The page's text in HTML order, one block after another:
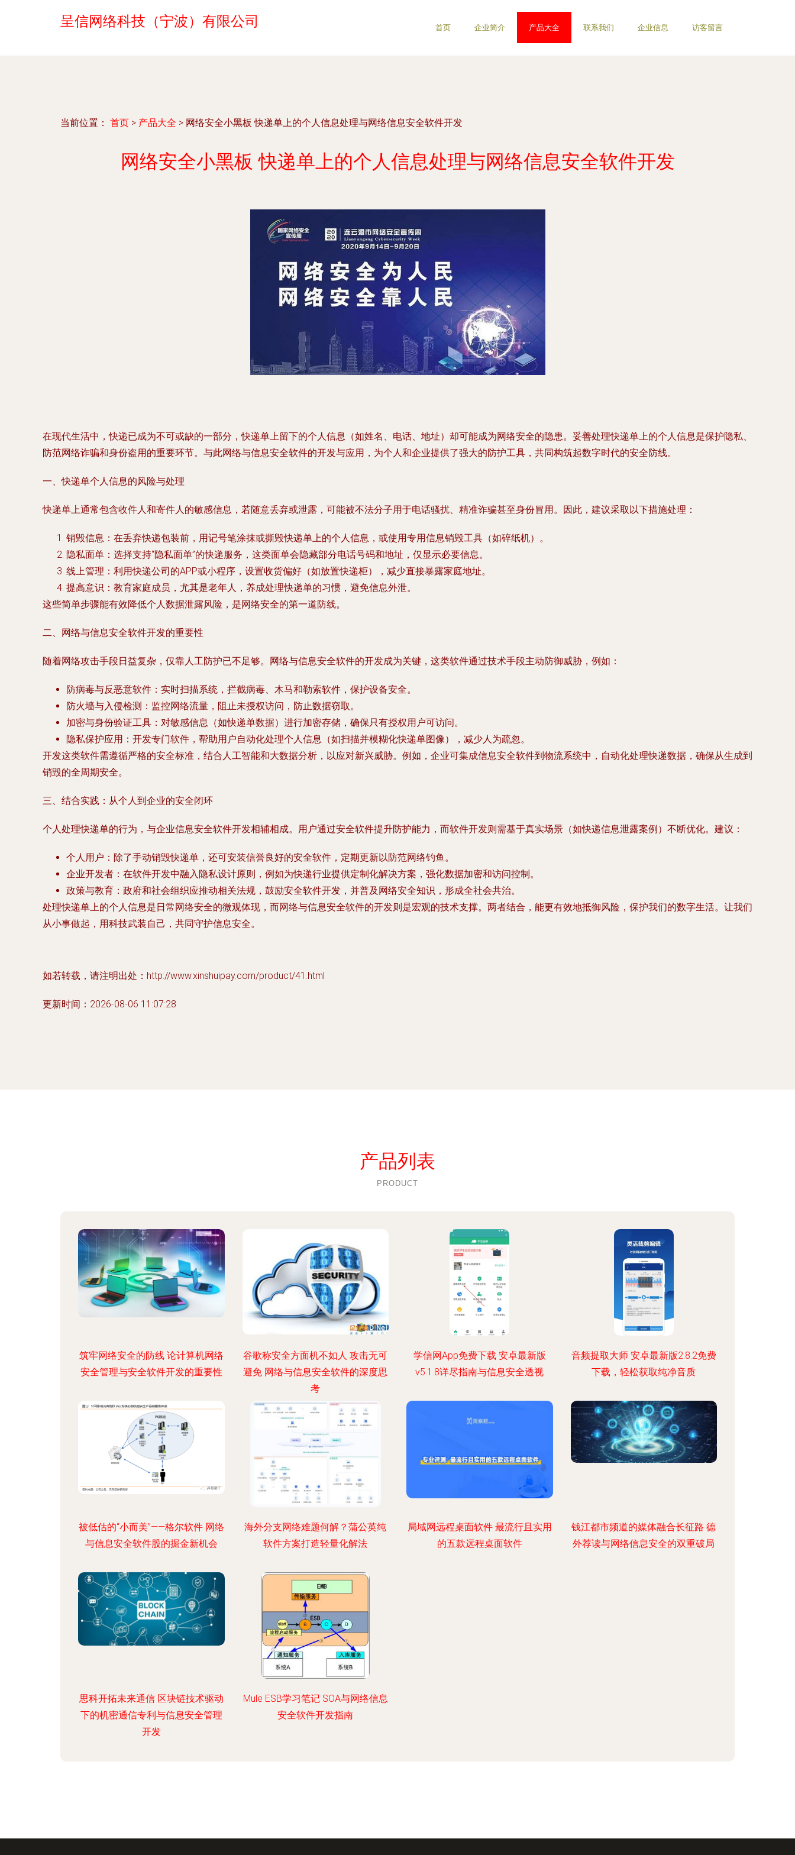
呈信网络科技（宁波）有限公司 首页 企业简介 产品大全 联系我们 企业信息 访客留言
当前位置： 首页 > 产品大全 > 网络安全小黑板 快递单上的个人信息处理与网络信息安全软件开发
网络安全小黑板 快递单上的个人信息处理与网络信息安全软件开发
在现代生活中，快递已成为不可或缺的一部分，快递单上留下的个人信息（如姓名、电话、地址）却可能成为网络安全的隐患。妥善处理快递单上的个人信息是保护隐私、
防范网络诈骗和身份盗用的重要环节。与此网络与信息安全软件的开发与应用，为个人和企业提供了强大的防护工具，共同构筑起数字时代的安全防线。
一、快递单个人信息的风险与处理
快递单上通常包含收件人和寄件人的敏感信息，若随意丢弃或泄露，可能被不法分子用于电话骚扰、精准诈骗甚至身份冒用。因此，建议采取以下措施处理：
销毁信息 ：在丢弃快递包装前，用记号笔涂抹或撕毁快递单上的个人信息，或使用专用信息销毁工具（如碎纸机）。
隐私面单 ：选择支持“隐私面单”的快递服务，这类面单会隐藏部分电话号码和地址，仅显示必要信息。
线上管理 ：利用快递公司的APP或小程序，设置收货偏好（如放置快递柜），减少直接暴露家庭地址。
提高意识 ：教育家庭成员，尤其是老年人，养成处理快递单的习惯，避免信息外泄。
这些简单步骤能有效降低个人数据泄露风险，是网络安全的第一道防线。
二、网络与信息安全软件开发的重要性
随着网络攻击手段日益复杂，仅靠人工防护已不足够。网络与信息安全软件的开发成为关键，这类软件通过技术手段主动防御威胁，例如：
防病毒与反恶意软件 ：实时扫描系统，拦截病毒、木马和勒索软件，保护设备安全。
防火墙与入侵检测 ：监控网络流量，阻止未授权访问，防止数据窃取。
加密与身份验证工具 ：对敏感信息（如快递单数据）进行加密存储，确保只有授权用户可访问。
隐私保护应用 ：开发专门软件，帮助用户自动化处理个人信息（如扫描并模糊化快递单图像），减少人为疏忽。
开发这类软件需遵循严格的安全标准，结合人工智能和大数据分析，以应对新兴威胁。例如，企业可集成信息安全软件到物流系统中，自动化处理快递数据，确保从生成到
销毁的全周期安全。
三、结合实践：从个人到企业的安全闭环
个人处理快递单的行为，与企业信息安全软件开发相辅相成。用户通过安全软件提升防护能力，而软件开发则需基于真实场景（如快递信息泄露案例）不断优化。建议：
个人用户 ：除了手动销毁快递单，还可安装信誉良好的安全软件，定期更新以防范网络钓鱼。
企业开发者 ：在软件开发中融入隐私设计原则，例如为快递行业提供定制化解决方案，强化数据加密和访问控制。
政策与教育 ：政府和社会组织应推动相关法规，鼓励安全软件开发，并普及网络安全知识，形成全社会共治。
处理快递单上的个人信息是日常网络安全的微观体现，而网络与信息安全软件的开发则是宏观的技术支撑。两者结合，能更有效地抵御风险，保护我们的数字生活。让我们
从小事做起，用科技武装自己，共同守护信息安全。
如若转载，请注明出处：http://www.xinshuipay.com/product/41.html
更新时间：2026-08-06 11:07:28
产品列表
PRODUCT
筑牢网络安全的防线 论计算机网络
安全管理与安全软件开发的重要性
谷歌称安全方面机不如人 攻击无可
避免 网络与信息安全软件的深度思
考
学信网App免费下载 安卓最新版
v5.1.8详尽指南与信息安全透视
音频提取大师 安卓最新版2.8.2免费
下载，轻松获取纯净音质
被低估的“小而美”——格尔软件 网络
与信息安全软件股的掘金新机会
海外分支网络难题何解？蒲公英纯
软件方案打造轻量化解法
局域网远程桌面软件 最流行且实用
的五款远程桌面软件
钱江都市频道的媒体融合长征路 德
外荐读与网络信息安全的双重破局
思科开拓未来通信 区块链技术驱动
下的机密通信专利与信息安全管理
开发
Mule ESB学习笔记 SOA与网络信息
安全软件开发指南